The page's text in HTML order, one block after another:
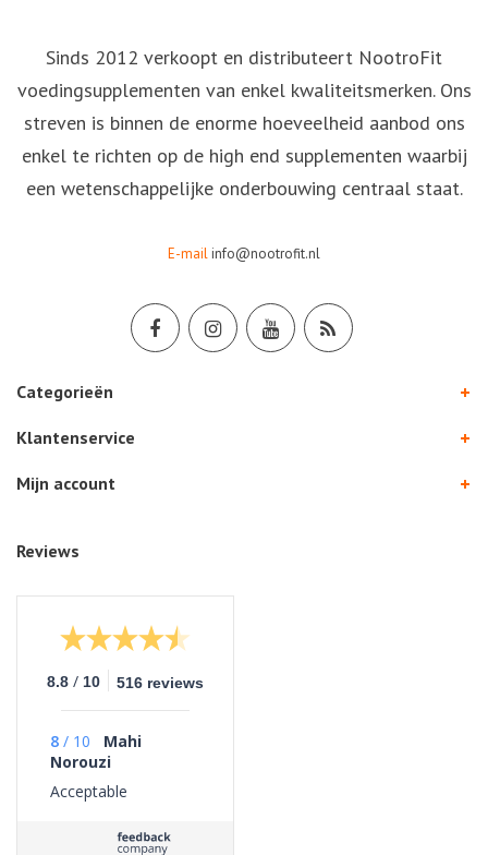
Sinds 2012 verkoopt en distributeert NootroFit
voedingsupplementen van enkel kwaliteitsmerken. Ons
streven is binnen de enorme hoeveelheid aanbod ons
enkel te richten op de high end supplementen waarbij
een wetenschappelijke onderbouwing centraal staat.
E-mailinfo@nootrofit.nl
Categorieën
Klantenservice
Mijn account
Reviews
8.8 / 10 516 reviews
8 / 10
Mahi
Norouzi
Acceptable